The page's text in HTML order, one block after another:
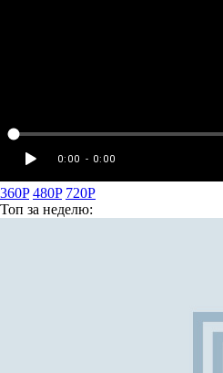
360P 480P 720P
Топ за неделю: